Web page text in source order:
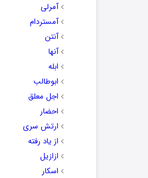
آمرلی
آمستردام
آنتن
آنها
ابله
ابوطالب
اجل معلق
احضار
ارتش سری
از یاد رفته
ازازیل
اسکار